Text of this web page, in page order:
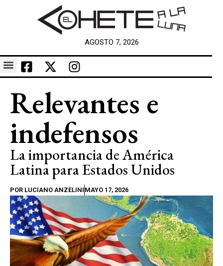
AGOSTO 7, 2026
Relevantes e
indefensos
La importancia de América
Latina para Estados Unidos
POR LUCIANO ANZELINI MAYO 17, 2026